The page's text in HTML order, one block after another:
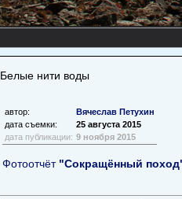
Белые нити воды
автор:
Вячеслав Петухин
дата съемки:
25 августа 2015
дата публикации: 9 ноября 2015
Фотоотчёт "Сокращённый